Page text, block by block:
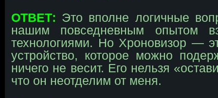
ОТВЕТ: Это вполне логичные
нашим повседневным опытом
технологиями. Но Хроновизор —
устройство, которое можно
ничего не весит. Его нельзя
что он неотделим от меня.